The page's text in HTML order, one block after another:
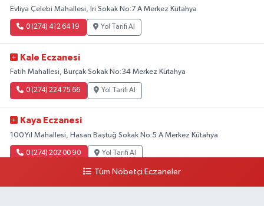
Evliya Çelebi Mahallesi, İri Sokak No:7 A Merkez Kütahya
0 (274) 412 64 19 Yol Tarifi Al
Kale Eczanesi
Fatih Mahallesi, Burçak Sokak No:34 Merkez Kütahya
0 (274) 224 75 66 Yol Tarifi Al
Kaya Eczanesi
100.Yıl Mahallesi, Hasan Baştuğ Sokak No:5 A Merkez Kütahya
0 (274) 202 00 90 Yol Tarifi Al
Tüm Nöbetçi Eczaneler